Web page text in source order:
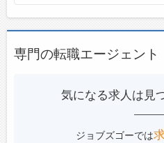
専門の転職エージェント
気になる求人は見
ジョブズゴーでは